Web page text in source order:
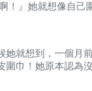
！』她就想像自己
就想到，一個月
巾！ 她原本認為